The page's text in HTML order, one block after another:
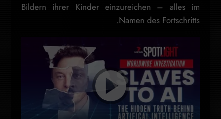
Bildern ihrer Kinder einzureichen – alles im
Namen des Fortschritts.